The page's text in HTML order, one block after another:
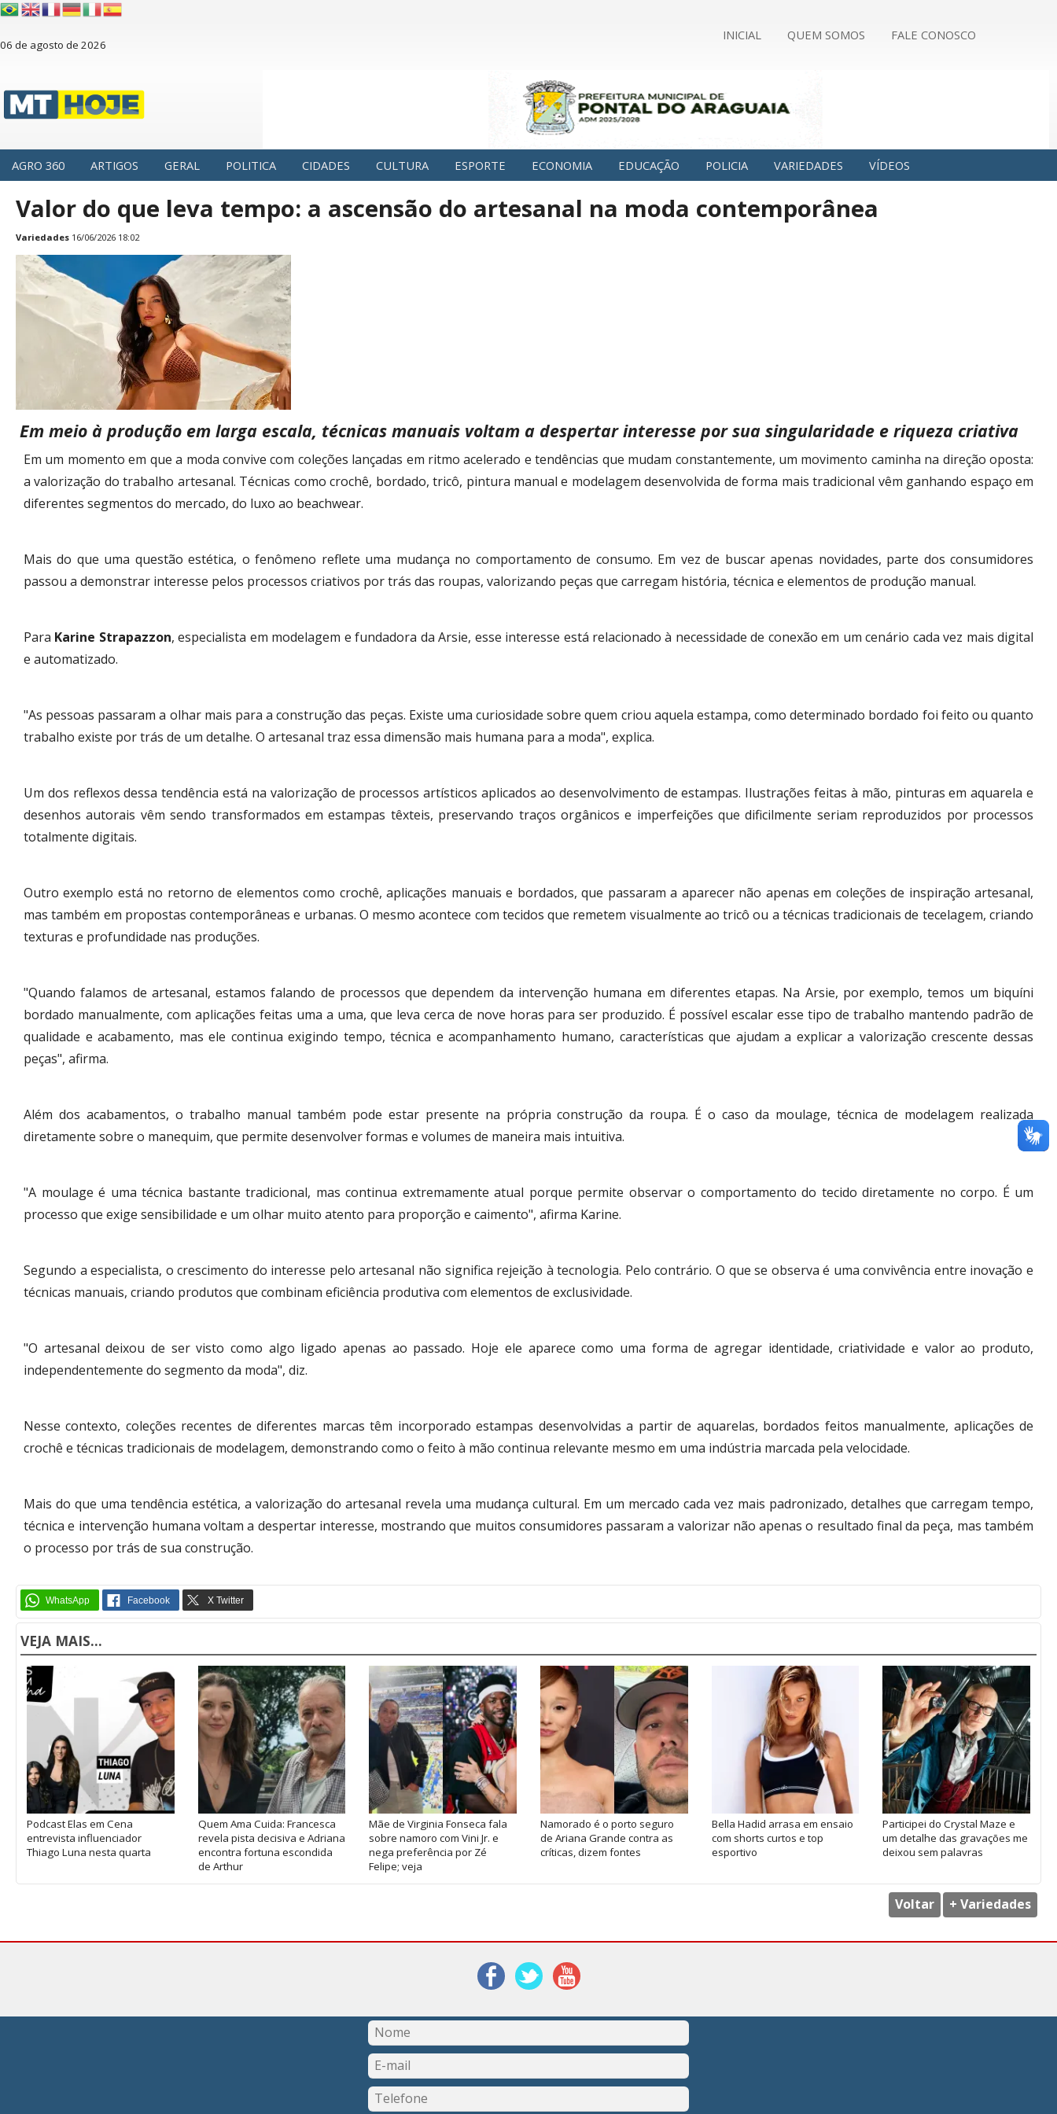
06 de agosto de 2026
INICIAL QUEM SOMOS FALE CONOSCO
AGRO 360 ARTIGOS GERAL POLITICA CIDADES CULTURA ESPORTE ECONOMIA EDUCAÇÃO POLICIA VARIEDADES VÍDEOS
Valor do que leva tempo: a ascensão do artesanal na moda contemporânea
Variedades 16/06/2026 18:02
Em meio à produção em larga escala, técnicas manuais voltam a despertar interesse por sua singularidade e riqueza criativa
Em um momento em que a moda convive com coleções lançadas em ritmo acelerado e tendências que mudam constantemente, um movimento caminha na direção oposta:
a valorização do trabalho artesanal. Técnicas como crochê, bordado, tricô, pintura manual e modelagem desenvolvida de forma mais tradicional vêm ganhando espaço em
diferentes segmentos do mercado, do luxo ao beachwear.
Mais do que uma questão estética, o fenômeno reflete uma mudança no comportamento de consumo. Em vez de buscar apenas novidades, parte dos consumidores
passou a demonstrar interesse pelos processos criativos por trás das roupas, valorizando peças que carregam história, técnica e elementos de produção manual.
Para Karine Strapazzon, especialista em modelagem e fundadora da Arsie, esse interesse está relacionado à necessidade de conexão em um cenário cada vez mais digital
e automatizado.
"As pessoas passaram a olhar mais para a construção das peças. Existe uma curiosidade sobre quem criou aquela estampa, como determinado bordado foi feito ou quanto
trabalho existe por trás de um detalhe. O artesanal traz essa dimensão mais humana para a moda", explica.
Um dos reflexos dessa tendência está na valorização de processos artísticos aplicados ao desenvolvimento de estampas. Ilustrações feitas à mão, pinturas em aquarela e
desenhos autorais vêm sendo transformados em estampas têxteis, preservando traços orgânicos e imperfeições que dificilmente seriam reproduzidos por processos
totalmente digitais.
Outro exemplo está no retorno de elementos como crochê, aplicações manuais e bordados, que passaram a aparecer não apenas em coleções de inspiração artesanal,
mas também em propostas contemporâneas e urbanas. O mesmo acontece com tecidos que remetem visualmente ao tricô ou a técnicas tradicionais de tecelagem, criando
texturas e profundidade nas produções.
"Quando falamos de artesanal, estamos falando de processos que dependem da intervenção humana em diferentes etapas. Na Arsie, por exemplo, temos um biquíni
bordado manualmente, com aplicações feitas uma a uma, que leva cerca de nove horas para ser produzido. É possível escalar esse tipo de trabalho mantendo padrão de
qualidade e acabamento, mas ele continua exigindo tempo, técnica e acompanhamento humano, características que ajudam a explicar a valorização crescente dessas
peças", afirma.
Além dos acabamentos, o trabalho manual também pode estar presente na própria construção da roupa. É o caso da moulage, técnica de modelagem realizada
diretamente sobre o manequim, que permite desenvolver formas e volumes de maneira mais intuitiva.
"A moulage é uma técnica bastante tradicional, mas continua extremamente atual porque permite observar o comportamento do tecido diretamente no corpo. É um
processo que exige sensibilidade e um olhar muito atento para proporção e caimento", afirma Karine.
Segundo a especialista, o crescimento do interesse pelo artesanal não significa rejeição à tecnologia. Pelo contrário. O que se observa é uma convivência entre inovação e
técnicas manuais, criando produtos que combinam eficiência produtiva com elementos de exclusividade.
"O artesanal deixou de ser visto como algo ligado apenas ao passado. Hoje ele aparece como uma forma de agregar identidade, criatividade e valor ao produto,
independentemente do segmento da moda", diz.
Nesse contexto, coleções recentes de diferentes marcas têm incorporado estampas desenvolvidas a partir de aquarelas, bordados feitos manualmente, aplicações de
crochê e técnicas tradicionais de modelagem, demonstrando como o feito à mão continua relevante mesmo em uma indústria marcada pela velocidade.
Mais do que uma tendência estética, a valorização do artesanal revela uma mudança cultural. Em um mercado cada vez mais padronizado, detalhes que carregam tempo,
técnica e intervenção humana voltam a despertar interesse, mostrando que muitos consumidores passaram a valorizar não apenas o resultado final da peça, mas também
o processo por trás de sua construção.
VEJA MAIS...
Podcast Elas em Cena
entrevista influenciador
Thiago Luna nesta quarta
Quem Ama Cuida: Francesca
revela pista decisiva e Adriana
encontra fortuna escondida
de Arthur
Mãe de Virginia Fonseca fala
sobre namoro com Vini Jr. e
nega preferência por Zé
Felipe; veja
Namorado é o porto seguro
de Ariana Grande contra as
críticas, dizem fontes
Bella Hadid arrasa em ensaio
com shorts curtos e top
esportivo
Participei do Crystal Maze e
um detalhe das gravações me
deixou sem palavras
Voltar + Variedades